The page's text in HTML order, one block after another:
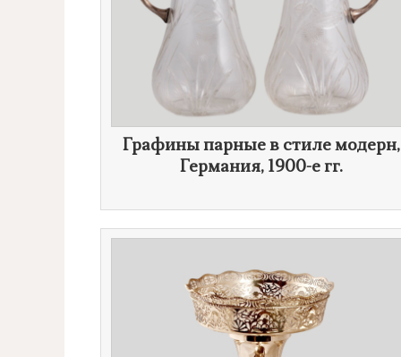
Графины парные в стиле модерн,
Германия, 1900-е гг.